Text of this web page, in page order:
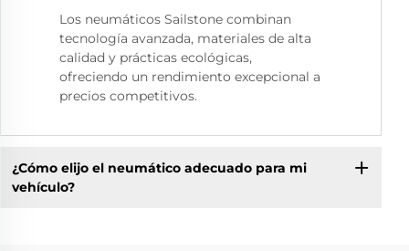
Los neumáticos Sailstone combinan
tecnología avanzada, materiales de alta
calidad y prácticas ecológicas,
ofreciendo un rendimiento excepcional a
precios competitivos.
¿Cómo elijo el neumático adecuado para mi
vehículo?